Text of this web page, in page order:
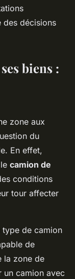
des décisions
biens :
zone aux
du
En effet,
camion de
conditions
tour affecter
de camion
de
la zone de
un camion avec